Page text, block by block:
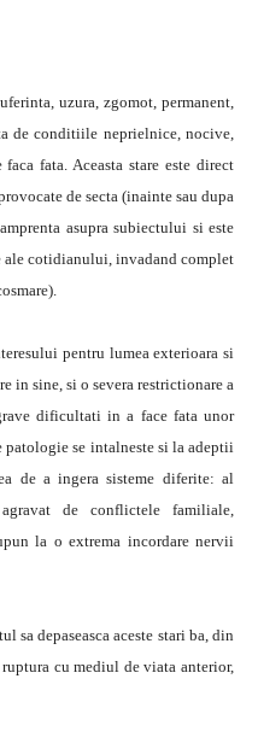
uzura, zgomot, permanent,
de conditiile neprielnice, nocive,
fata. Aceasta stare este direct
de secta (inainte sau dupa
asupra subiectului si este
ale cotidianului, invadand complet
pentru lumea exterioara si
in sine, si o severa restrictionare a
dificultati in a face fata unor
se intalneste si la adeptii
de a ingera sisteme diferite: al
de conflictele familiale,
la o extrema incordare nervii
sa depaseasca aceste stari ba, din
cu mediul de viata anterior,